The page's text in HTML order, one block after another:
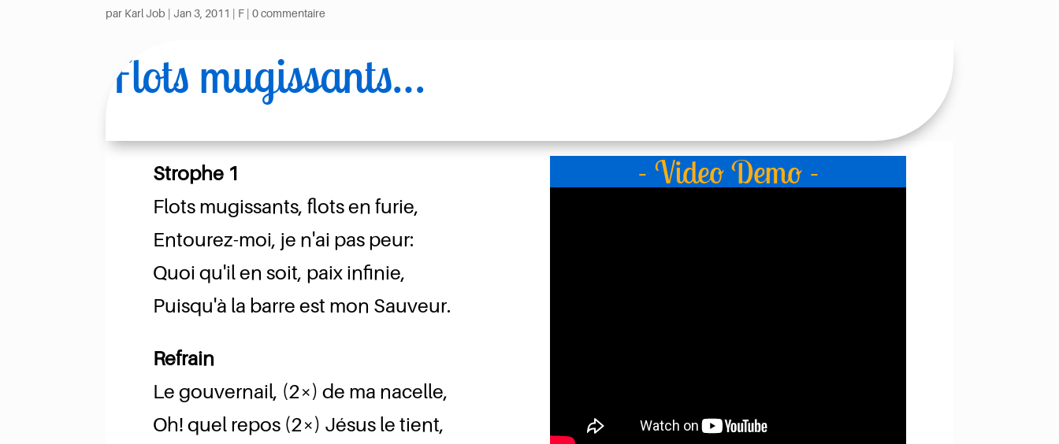
par Karl Job | Jan 3, 2011 | F |0 commentaire
Flots mugissants…
Strophe 1
Flots mugissants, flots en furie,
Entourez-moi, je n'ai pas peur:
Quoi qu'il en soit, paix infinie,
Puisqu'à la barre est mon Sauveur.
Refrain
Le gouvernail, (2×) de ma nacelle,
Oh! quel repos (2×) Jésus le tient,
- Video Demo -